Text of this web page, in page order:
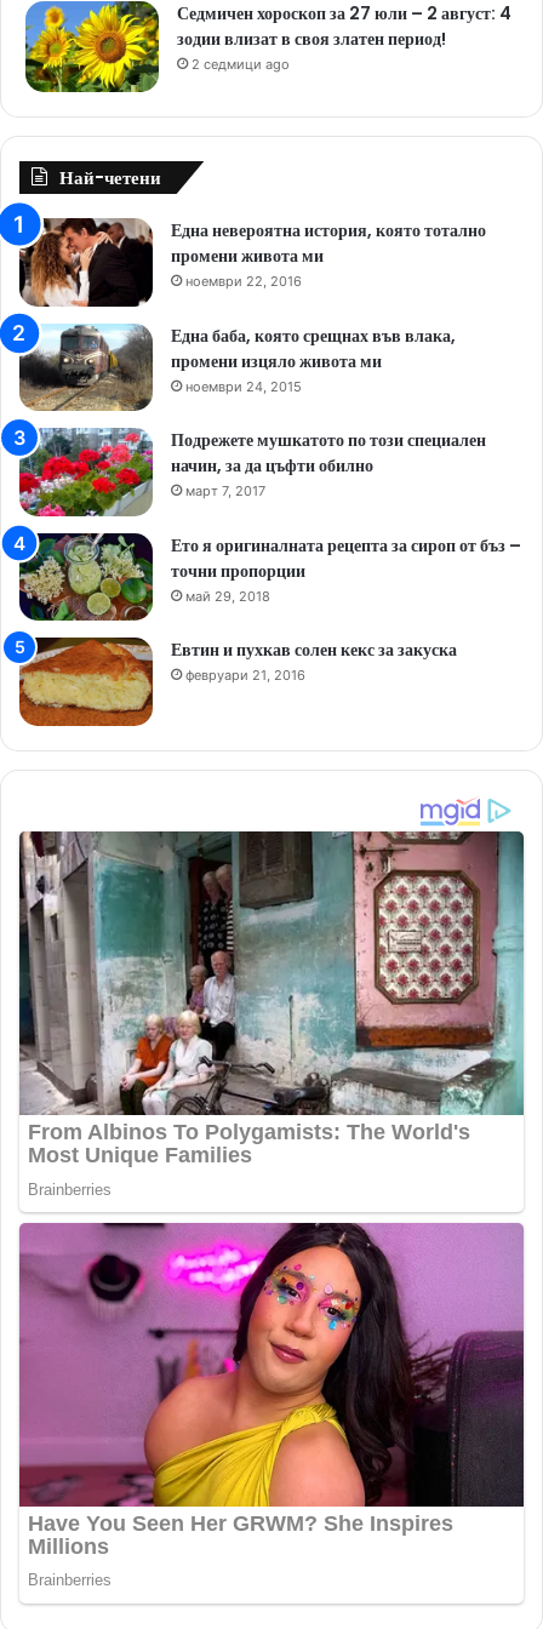
Седмичен хороскоп за 27 юли – 2 август: 4
зодии влизат в своя златен период!
2 седмици ago
Най-четени
Една невероятна история, която тотално
промени живота ми
ноември 22, 2016
Една баба, която срещнах във влака,
промени изцяло живота ми
ноември 24, 2015
Подрежете мушкатото по този специален
начин, за да цъфти обилно
март 7, 2017
Ето я оригиналната рецепта за сироп от бъз –
точни пропорции
май 29, 2018
Евтин и пухкав солен кекс за закуска
февруари 21, 2016